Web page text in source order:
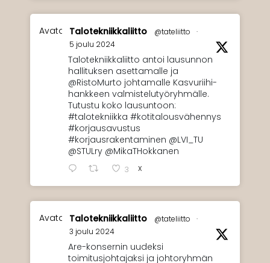
Avatar Talotekniikkaliitto @tateliitto
·
5 joulu 2024
Talotekniikkaliitto antoi lausunnon
hallituksen asettamalle ja
@RistoMurto johtamalle Kasvuriihi-
hankkeen valmistelutyöryhmälle.
Tutustu koko lausuntoon:
#talotekniikka #kotitalousvähennys
#korjausavustus
#korjausrakentaminen @LVI_TU
@STULry @MikaTHokkanen
3 X
Avatar Talotekniikkaliitto @tateliitto
·
3 joulu 2024
Are-konsernin uudeksi
toimitusjohtajaksi ja johtoryhmän